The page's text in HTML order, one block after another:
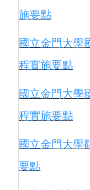
施要點
國立金門大學
程實施要點
國立金門大學
程實施要點
國立金門大學
要點